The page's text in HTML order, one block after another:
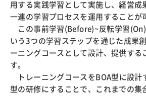
用する実践学習として実施し、経営成
一連の学習プロセスを運用することが
この事前学習(Before)~反転学習
いう3つの学習ステップを通じた成果
ーニングコースとして設計、提供する
す。
トレーニングコースをBOA型に設計
型の研修にすることで、これまでの集